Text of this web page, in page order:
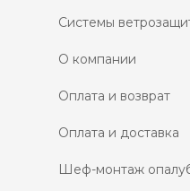
Системы
О компании
Оплата и возврат
Оплата и доставка
Шеф-монтаж